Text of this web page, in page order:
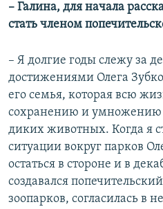
– Галина, для начала
стать членом
– Я долгие годы слежу за
достижениями Олега
его семья, которая всю
сохранению и умножению
диких животных. Когда я
ситуации вокруг парков
остаться в стороне и в
создавался
зоопарков, согласилась в